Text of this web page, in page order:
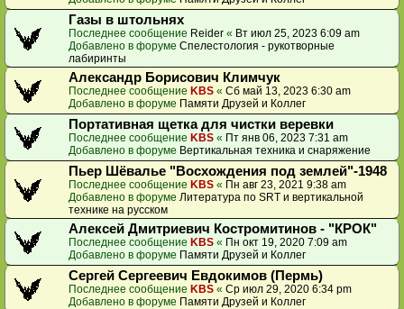
Газы в штольнях
Последнее сообщение Reider « Вт июл 25, 2023 6:09 am
Добавлено в форуме Спелестология - рукотворные
лабиринты
Александр Борисович Климчук
Последнее сообщение KBS « Сб май 13, 2023 6:30 am
Добавлено в форуме Памяти Друзей и Коллег
Портативная щетка для чистки веревки
Последнее сообщение KBS « Пт янв 06, 2023 7:31 am
Добавлено в форуме Вертикальная техника и снаряжение
Пьер Шёвалье "Восхождения под землей"-1948
Последнее сообщение KBS « Пн авг 23, 2021 9:38 am
Добавлено в форуме Литература по SRT и вертикальной
технике на русском
Алексей Дмитриевич Костромитинов - "КРОК"
Последнее сообщение KBS « Пн окт 19, 2020 7:09 am
Добавлено в форуме Памяти Друзей и Коллег
Сергей Сергеевич Евдокимов (Пермь)
Последнее сообщение KBS « Ср июл 29, 2020 6:34 pm
Добавлено в форуме Памяти Друзей и Коллег